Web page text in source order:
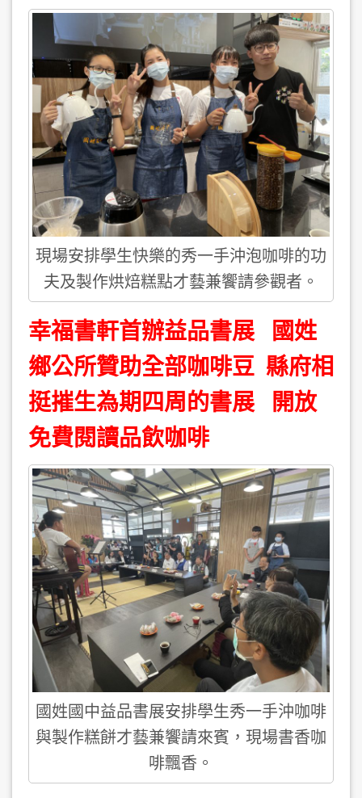
現場安排學生快樂的秀一手沖泡咖啡的功
夫及製作烘焙糕點才藝兼饗請參觀者。
幸福書軒首辦益品書展 國姓
鄉公所贊助全部咖啡豆 縣府相
挺摧生為期四周的書展 開放
免費閱讀品飲咖啡
國姓國中益品書展安排學生秀一手沖咖啡
與製作糕餅才藝兼饗請來賓，現場書香咖
啡飄香。